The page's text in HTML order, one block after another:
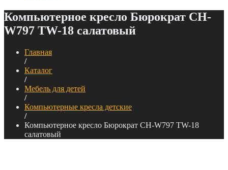
Компьютерное кресло Бюрократ CH-
W797 TW-18 салатовый
Главная
/
Каталог
/
Мебель для детей
/
Компьютерные кресла детские
/
Компьютерное кресло Бюрократ CH-W797 TW-18
салатовый